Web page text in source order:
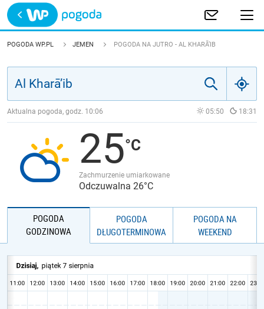
Trwa ładowanie
POLSKA
JAKOŚĆ POWIETRZA
POGODA WP.PL JEMEN POGODA NA JUTRO - AL KHARĀ’IB
Aktualna pogoda, godz. 10:06 05:50 18:31
25
Zachmurzenie umiarkowane
Odczuwalna 26°C
POGODA
GODZINOWA
POGODA
DŁUGOTERMINOWA
POGODA NA
WEEKEND